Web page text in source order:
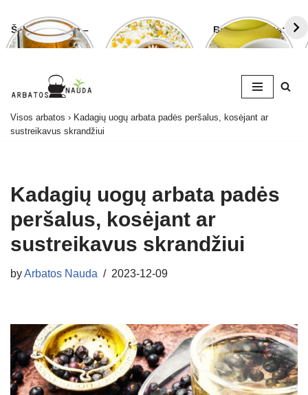
Šalavijo arbata –
ligoms gydyti ir
Ramunėlių
arbata pagelbės
Bananų arbata:
kuo ji naudinga
to
Visos arbatos › Kadagių uogų arbata padės peršalus, kosėjant ar
sustreikavus skrandžiui
Kadagių uogų arbata padės
peršalus, kosėjant ar
sustreikavus skrandžiui
byArbatos Nauda 2023-12-09